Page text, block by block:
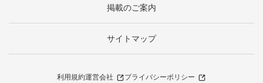
掲載のご案内
サイトマップ
利用規約運営会社
プライバシーポリシー